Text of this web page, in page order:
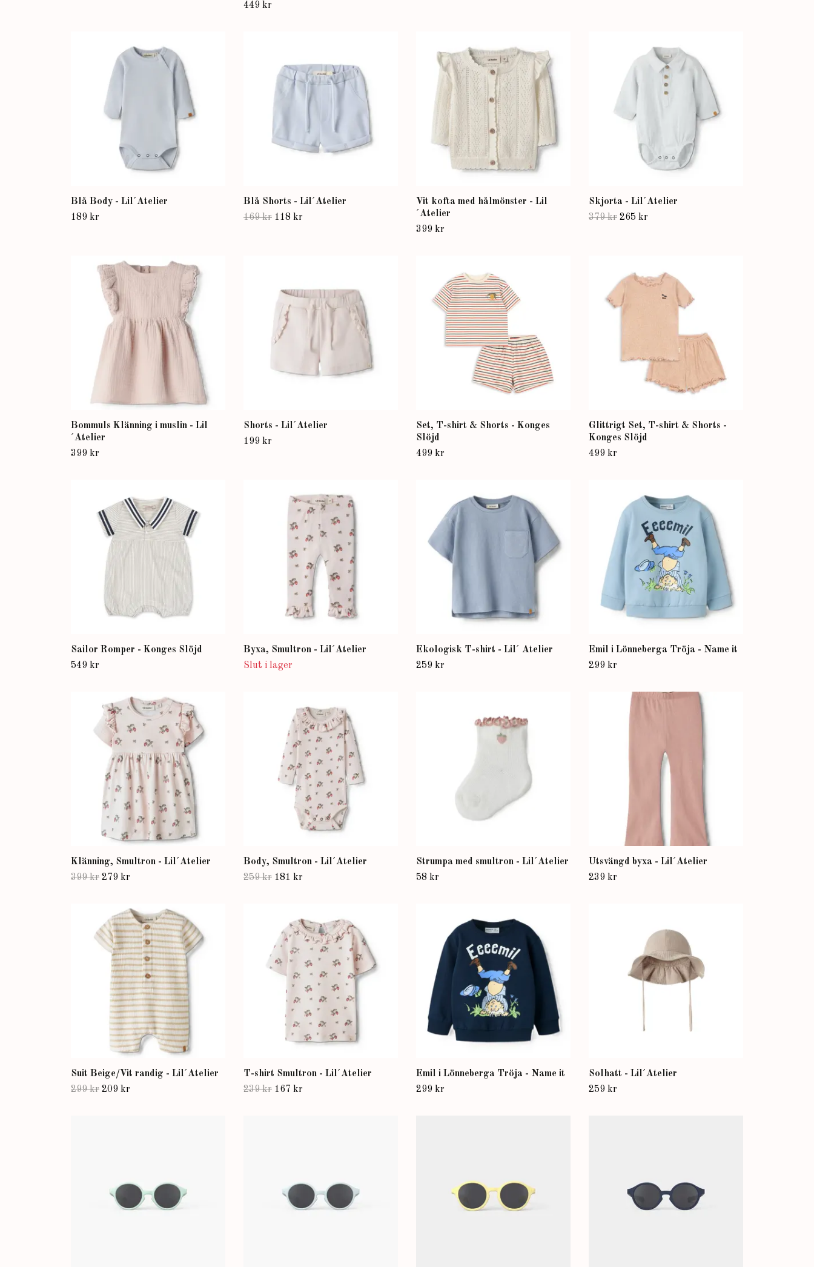
449 kr
Blå Body - Lil´Atelier
189 kr
Blå Shorts - Lil´Atelier
169 kr 118 kr
Vit kofta med hålmönster - Lil
´Atelier
399 kr
Skjorta - Lil´Atelier
379 kr 265 kr
Bommuls Klänning i muslin - Lil
´Atelier
399 kr
Shorts - Lil´Atelier
199 kr
Set, T-shirt & Shorts - Konges
Slöjd
499 kr
Glittrigt Set, T-shirt & Shorts -
Konges Slöjd
499 kr
Sailor Romper - Konges Slöjd
549 kr
Byxa, Smultron - Lil´Atelier
Slut i lager
Ekologisk T-shirt - Lil´ Atelier
259 kr
Emil i Lönneberga Tröja - Name it
299 kr
Klänning, Smultron - Lil´Atelier
399 kr 279 kr
Body, Smultron - Lil´Atelier
259 kr 181 kr
Strumpa med smultron - Lil´Atelier
58 kr
Utsvängd byxa - Lil´Atelier
239 kr
Suit Beige/Vit randig - Lil´Atelier
299 kr 209 kr
T-shirt Smultron - Lil´Atelier
239 kr 167 kr
Emil i Lönneberga Tröja - Name it
299 kr
Solhatt - Lil´Atelier
259 kr